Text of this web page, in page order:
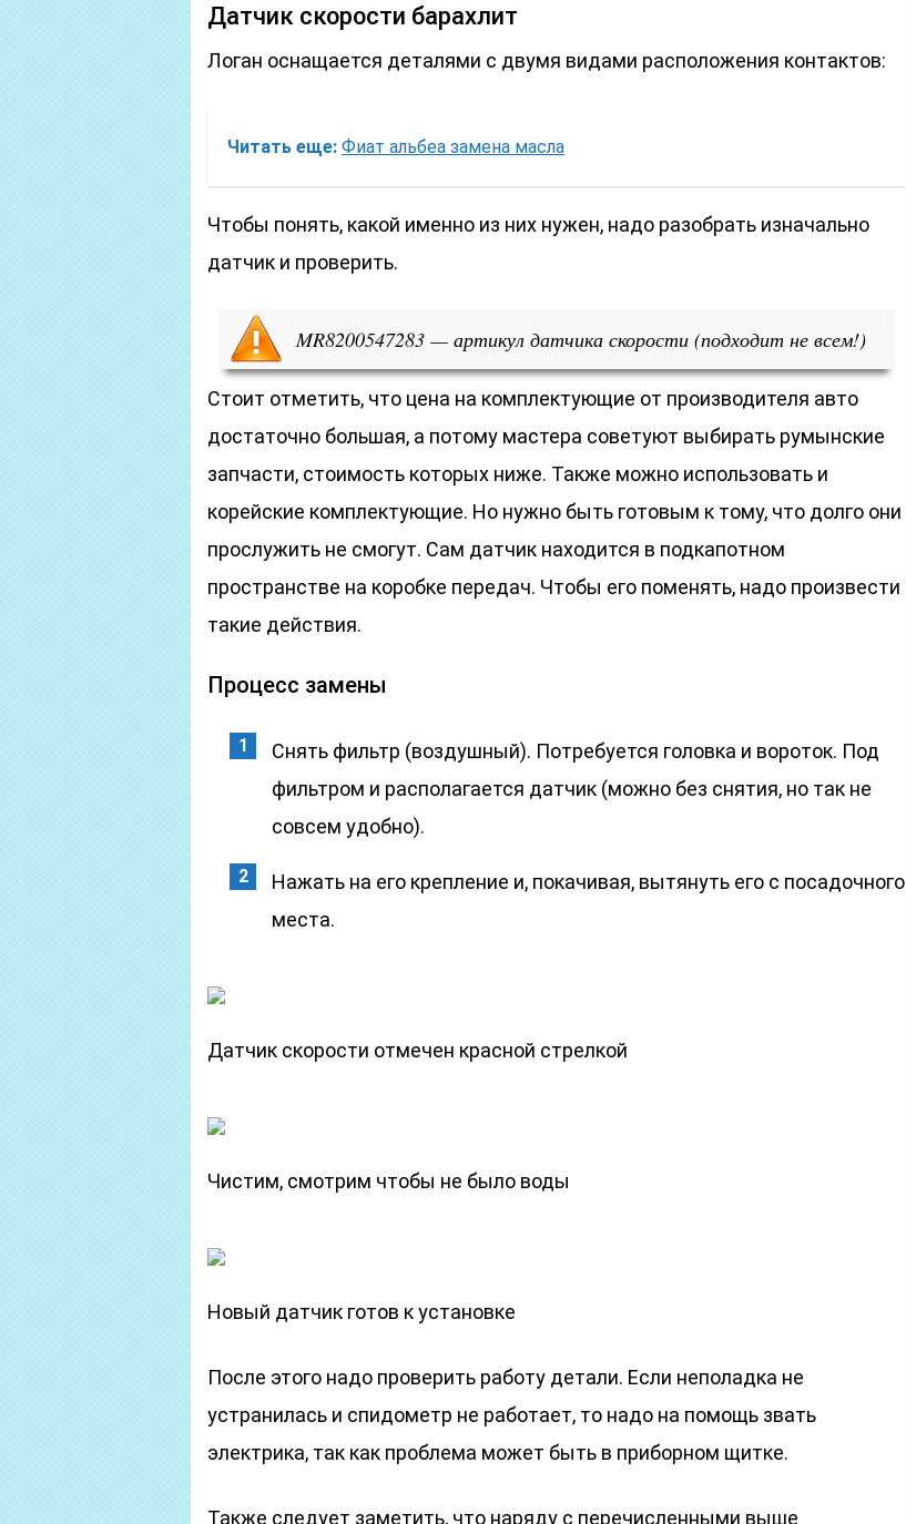
Датчик скорости барахлит
Логан оснащается деталями с двумя видами расположения контактов:
Читать еще: Фиат альбеа замена масла
Чтобы понять, какой именно из них нужен, надо разобрать изначально
датчик и проверить.
MR8200547283 — артикул датчика скорости (подходит не всем!)
Стоит отметить, что цена на комплектующие от производителя авто
достаточно большая, а потому мастера советуют выбирать румынские
запчасти, стоимость которых ниже. Также можно использовать и
корейские комплектующие. Но нужно быть готовым к тому, что долго они
прослужить не смогут. Сам датчик находится в подкапотном
пространстве на коробке передач. Чтобы его поменять, надо произвести
такие действия.
Процесс замены
Снять фильтр (воздушный). Потребуется головка и вороток. Под
фильтром и располагается датчик (можно без снятия, но так не
совсем удобно).
Нажать на его крепление и, покачивая, вытянуть его с посадочного
места.
Датчик скорости отмечен красной стрелкой
Чистим, смотрим чтобы не было воды
Новый датчик готов к установке
После этого надо проверить работу детали. Если неполадка не
устранилась и спидометр не работает, то надо на помощь звать
электрика, так как проблема может быть в приборном щитке.
Также следует заметить, что наряду с перечисленными выше